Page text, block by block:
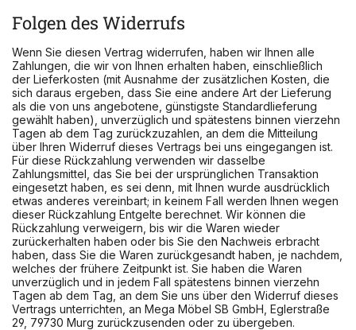
Folgen des Widerrufs
Wenn Sie diesen Vertrag widerrufen, haben wir Ihnen alle
Zahlungen, die wir von Ihnen erhalten haben, einschließlich
der Lieferkosten (mit Ausnahme der zusätzlichen Kosten, die
sich daraus ergeben, dass Sie eine andere Art der Lieferung
als die von uns angebotene, günstigste Standardlieferung
gewählt haben), unverzüglich und spätestens binnen vierzehn
Tagen ab dem Tag zurückzuzahlen, an dem die Mitteilung
über Ihren Widerruf dieses Vertrags bei uns eingegangen ist.
Für diese Rückzahlung verwenden wir dasselbe
Zahlungsmittel, das Sie bei der ursprünglichen Transaktion
eingesetzt haben, es sei denn, mit Ihnen wurde ausdrücklich
etwas anderes vereinbart; in keinem Fall werden Ihnen wegen
dieser Rückzahlung Entgelte berechnet. Wir können die
Rückzahlung verweigern, bis wir die Waren wieder
zurückerhalten haben oder bis Sie den Nachweis erbracht
haben, dass Sie die Waren zurückgesandt haben, je nachdem,
welches der frühere Zeitpunkt ist. Sie haben die Waren
unverzüglich und in jedem Fall spätestens binnen vierzehn
Tagen ab dem Tag, an dem Sie uns über den Widerruf dieses
Vertrags unterrichten, an Mega Möbel SB GmbH, Eglerstraße
29, 79730 Murg zurückzusenden oder zu übergeben.